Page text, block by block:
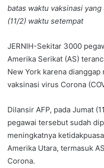
batas waktu vaksinasi
(11/2) waktu setempat
JERNIH-Sekitar 3000
Amerika Serikat (AS)
New York karena
vaksinasi virus Corona
Dilansir AFP, pada Jumat
pegawai tersebut sudah
meningkatnya
Amerika Utara, termasuk
Corona.